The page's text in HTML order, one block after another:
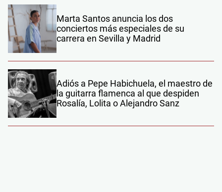
Marta Santos anuncia los dos
conciertos más especiales de su
carrera en Sevilla y Madrid
Adiós a Pepe Habichuela, el maestro de
la guitarra flamenca al que despiden
Rosalía, Lolita o Alejandro Sanz